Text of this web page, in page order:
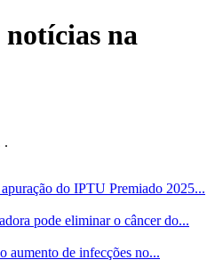
notícias na
.
do IPTU Premiado 2025...
pode eliminar o câncer do...
aumento de infecções no...